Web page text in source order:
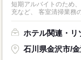
短期アルバイトのため
充など、 客室清掃業務
ホテル関連・リ
石川県金沢市/金